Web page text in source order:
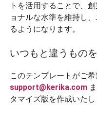
トを活用することで、
ョナルな水準を維持し
るようになります。
いつもと違うもの
このテンプレートがご
support@kerika.com
タマイズ版を作成いたし